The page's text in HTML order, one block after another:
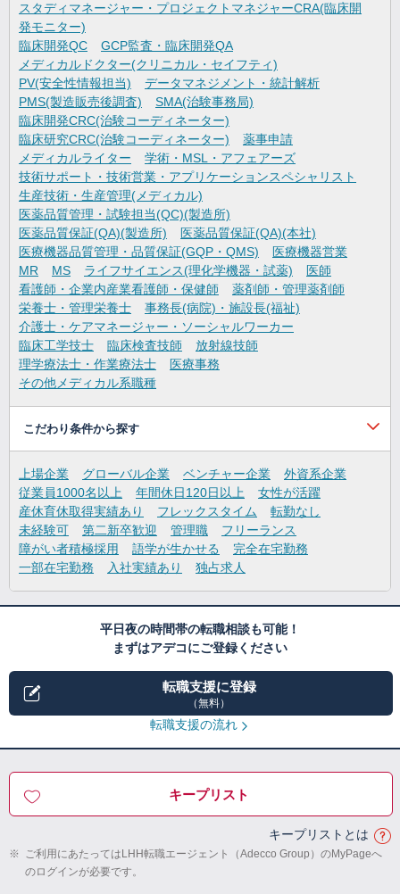
スタディマネージャー・プロジェクトマネジャーCRA(臨床開
発モニター)
臨床開発QC
GCP監査・臨床開発QA
メディカルドクター(クリニカル・セイフティ)
PV(安全性情報担当)
データマネジメント・統計解析
PMS(製造販売後調査)
SMA(治験事務局)
臨床開発CRC(治験コーディネーター)
臨床研究CRC(治験コーディネーター)
薬事申請
メディカルライター
学術・MSL・アフェアーズ
技術サポート・技術営業・アプリケーションスペシャリスト
生産技術・生産管理(メディカル)
医薬品質管理・試験担当(QC)(製造所)
医薬品質保証(QA)(製造所)
医薬品質保証(QA)(本社)
医療機器品質管理・品質保証(GQP・QMS)
医療機器営業
MR
MS ライフサイエンス(理化学機器・試薬)
医師
看護師・企業内産業看護師・保健師
薬剤師・管理薬剤師
栄養士・管理栄養士
事務長(病院)・施設長(福祉)
介護士・ケアマネージャー・ソーシャルワーカー
臨床工学技士
臨床検査技師
放射線技師
理学療法士・作業療法士
医療事務
その他メディカル系職種
こだわり条件から探す
上場企業 グローバル企業 ベンチャー企業
外資系企業
従業員1000名以上
年間休日120日以上
女性が活躍
産休育休取得実績あり
フレックスタイム
転勤なし
未経験可
第二新卒歓迎 管理職
フリーランス
障がい者積極採用
語学が生かせる
完全在宅勤務
一部在宅勤務
入社実績あり 独占求人
平日夜の時間帯の転職相談も可能！
まずはアデコにご登録ください
転職支援に登録
（無料）
転職支援の流れ
キープリスト
キープリストとは
※ ご利用にあたってはLHH転職エージェント（Adecco Group）のMyPageへ
のログインが必要です。